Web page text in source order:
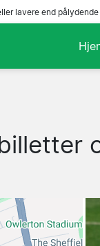
lavere end